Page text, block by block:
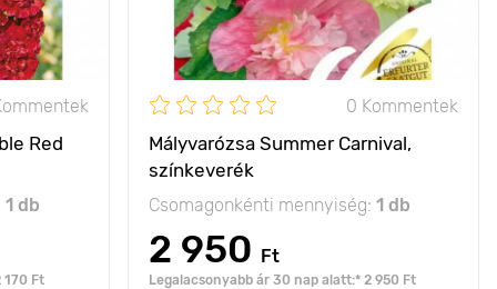
Red
1 db
170 Ft
nap
0 Kommentek
Mályvarózsa Summer Carnival,
színkeverék
Csomagonkénti mennyiség: 1 db
2 950 Ft
Legalacsonyabb ár 30 nap alatt:* 2 950 Ft
Fényigény